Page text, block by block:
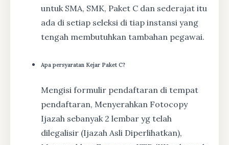
untuk SMA, SMK, Paket C dan sederajat itu
ada di setiap seleksi di tiap instansi yang
tengah membutuhkan tambahan pegawai.
Apa persyaratan Kejar Paket C?
Mengisi formulir pendaftaran di tempat
pendaftaran, Menyerahkan Fotocopy
Ijazah sebanyak 2 lembar yg telah
dilegalisir (Ijazah Asli Diperlihatkan),